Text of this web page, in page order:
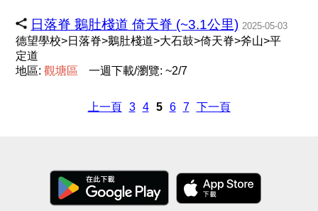
日落脊 鵝肚棧道 倚天脊 (~3.1公里) 2025-05-03
德望學校>日落脊>鵝肚棧道>大石鼓>倚天脊>斧山>平
定道
地區:觀塘區 一週下載/瀏覽: ~2/7
上一頁 3 4 5 6 7 下一頁